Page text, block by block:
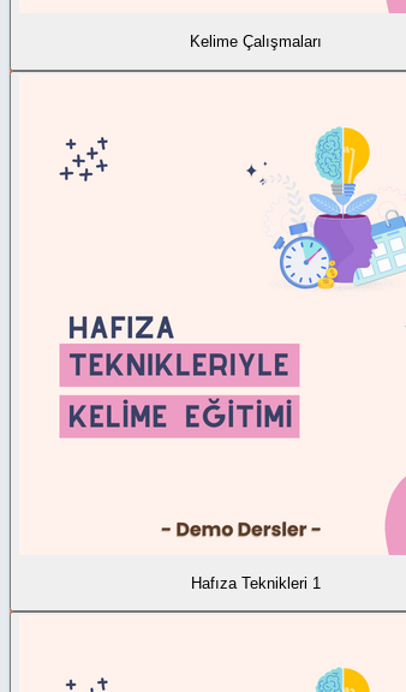
Kelime Çalışmaları
Hafıza Teknikleri 1